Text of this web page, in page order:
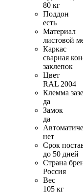
80 кг
Поддон
есть
Материал
листовой
Каркас
сварная
заклепок
Цвет
RAL 2004
Клемма
да
Замок
да
нет
Срок
до 50 дней
Страна
Россия
Вес
105 кг